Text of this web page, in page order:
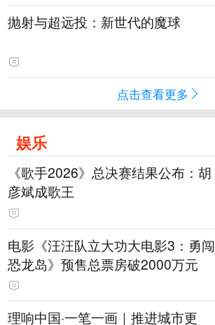
抛射与超远投：新世代的魔球
点击查看更多
娱乐
《歌手2026》总决赛结果公布：胡
彦斌成歌王
电影《汪汪队立大功大电影3：勇闯
恐龙岛》预售总票房破2000万元
理响中国·一笔一画｜推进城市更